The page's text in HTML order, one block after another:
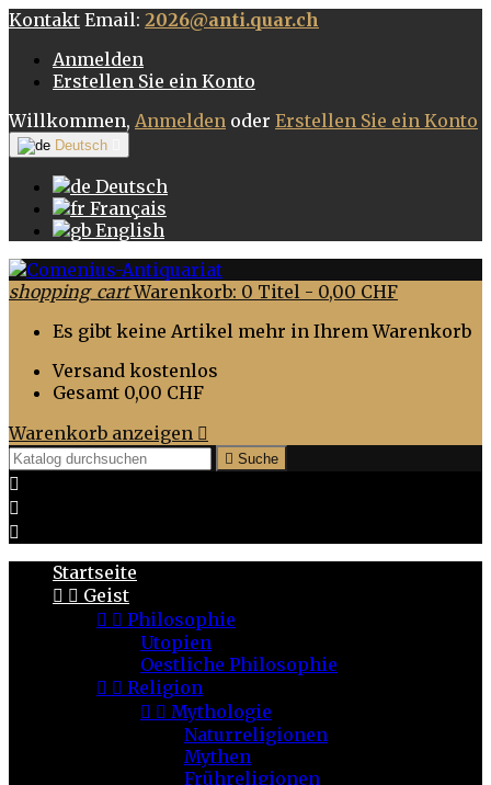
Kontakt Email: 2026@anti.quar.ch
Anmelden
Erstellen Sie ein Konto
Willkommen, Anmelden oder Erstellen Sie ein Konto
Deutsch
Deutsch
Français
English
shopping_cart Warenkorb: 0 Titel - 0,00 CHF
Es gibt keine Artikel mehr in Ihrem Warenkorb
Versand kostenlos
Gesamt 0,00 CHF
Warenkorb anzeigen 
 Suche



Startseite
  Geist
  Philosophie
Utopien
Oestliche Philosophie
  Religion
  Mythologie
Naturreligionen
Mythen
Frühreligionen